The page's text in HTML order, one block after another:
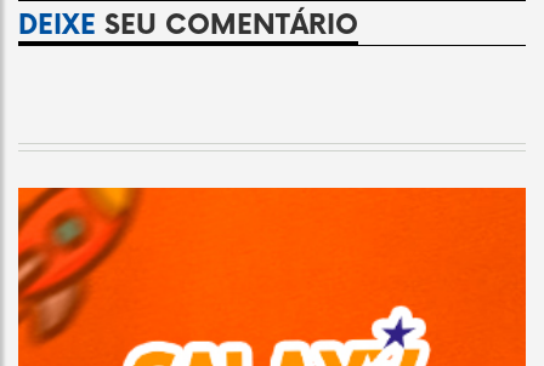
DEIXE SEU COMENTÁRIO